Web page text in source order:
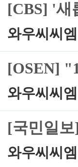
[CBS] '새
와우씨씨엠
[OSEN]
와우씨씨엠
[국민일
와우씨씨엠